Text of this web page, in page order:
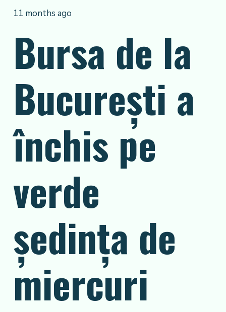
11 months ago
Bursa de la
București a
închis pe
verde
ședința de
miercuri